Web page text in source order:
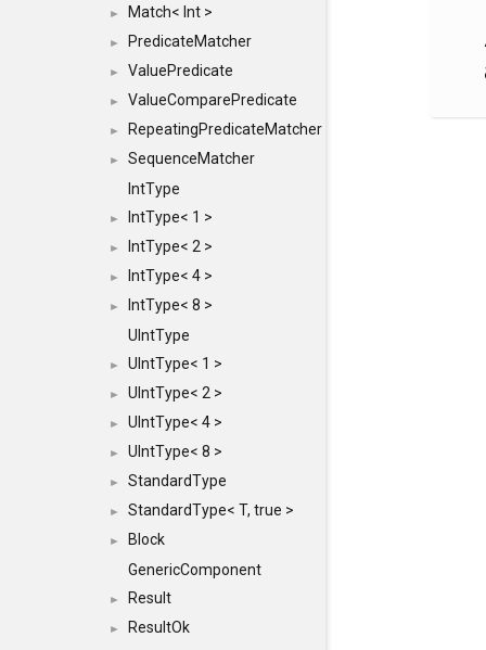
► Match< Int >
► PredicateMatcher
► ValuePredicate
► ValueComparePredicate
► RepeatingPredicateMatcher
►
SequenceMatcher
IntType
► IntType< 1 >
► IntType< 2 >
► IntType< 4 >
►
IntType< 8 >
UIntType
► UIntType< 1 >
► UIntType< 2 >
► UIntType< 4 >
► UIntType< 8 >
► StandardType
► StandardType< T, true >
►
Block
GenericComponent
► Result
►
ResultOk